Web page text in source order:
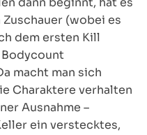
(wobei es
dem ersten Kill
macht man sich
Charaktere verhalten
Ausnahme –
ein verstecktes,